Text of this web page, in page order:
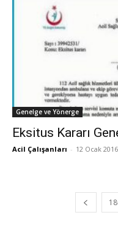
Genelge ve Yönerge
Eksitus Kararı
Acil Çalışanları - 12 Ocak 2016